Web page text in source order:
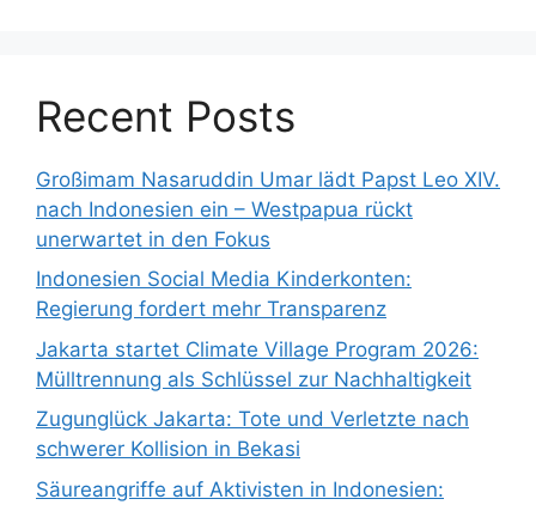
Recent Posts
Großimam Nasaruddin Umar lädt Papst Leo XIV.
nach Indonesien ein – Westpapua rückt
unerwartet in den Fokus
Indonesien Social Media Kinderkonten:
Regierung fordert mehr Transparenz
Jakarta startet Climate Village Program 2026:
Mülltrennung als Schlüssel zur Nachhaltigkeit
Zugunglück Jakarta: Tote und Verletzte nach
schwerer Kollision in Bekasi
Säureangriffe auf Aktivisten in Indonesien: